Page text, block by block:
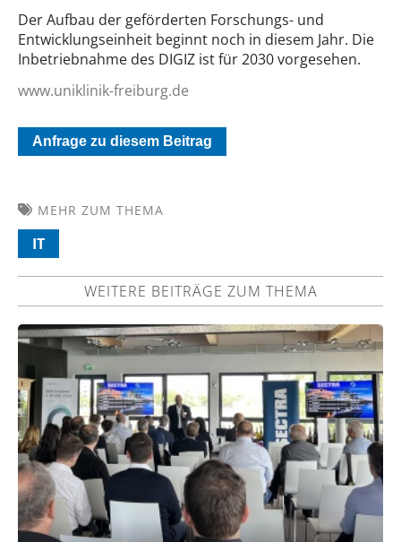
Der Aufbau der geförderten Forschungs- und
Entwicklungseinheit beginnt noch in diesem Jahr. Die
Inbetriebnahme des DIGIZ ist für 2030 vorgesehen.
www.uniklinik-freiburg.de
Anfrage zu diesem Beitrag
MEHR ZUM THEMA
IT
WEITERE BEITRÄGE ZUM THEMA